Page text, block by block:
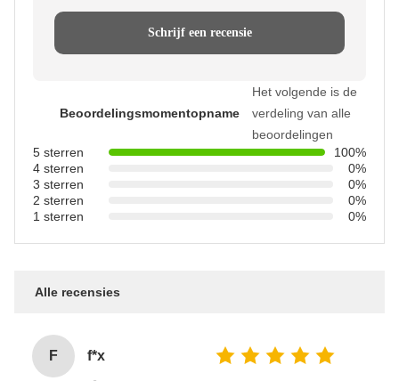
Schrijf een recensie
Beoordelingsmomentopname
Het volgende is de
verdeling van alle
beoordelingen
5 sterren
100%
4 sterren
0%
3 sterren
0%
2 sterren
0%
1 sterren
0%
Alle recensies
F f*x